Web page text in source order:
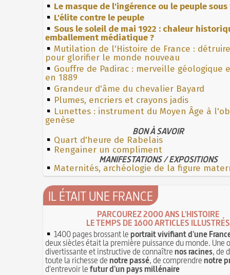
Le masque de l'ingérence ou le peuple
L'élite contre le peuple
Sous le soleil de mai 1922 : chaleur
emballement médiatique ?
Mutilation de l'Histoire de France :
pour glorifier le monde nouveau
Gouffre de Padirac : merveille géologique
en 1889
Grandeur d'âme du chevalier Bayard
Plumes, encriers et crayons jadis
Lunettes : instrument du Moyen Âge à
genèse
BON À SAVOIR
Quart d'heure de Rabelais
Rengainer un compliment
MANIFESTATIONS / EXPOSITIONS
Maternités, archéologie de la figure
IL ÉTAIT UNE FRANCE
PARCOUREZ 2000 ANS L'HISTOIRE
LE TEMPS DE 1600 ARTICLES ILLUSTRÉS
1400 pages brossant leportrait vivifiant d'une
deux siècles était la première puissance du monde. Une
divertissante et instructive de connaîtrenos racines, de
toute la richesse denotre passé, de comprendrenotre
d'entrevoir lefutur d'un pays millénaire